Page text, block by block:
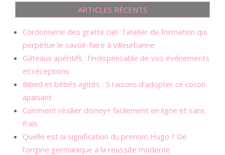
ARTICLES RÉCENTS
Cordonnerie des gratte ciel : l’atelier de formation qui
perpétue le savoir-faire à Villeurbanne
Gâteaux apéritifs : l’indispensable de vos événements
et réceptions
Bibed et bébés agités : 5 raisons d’adopter ce cocon
apaisant
Comment résilier disney+ facilement en ligne et sans
frais
Quelle est la signification du prenom Hugo ? De
l’origine germanique a la reussite moderne